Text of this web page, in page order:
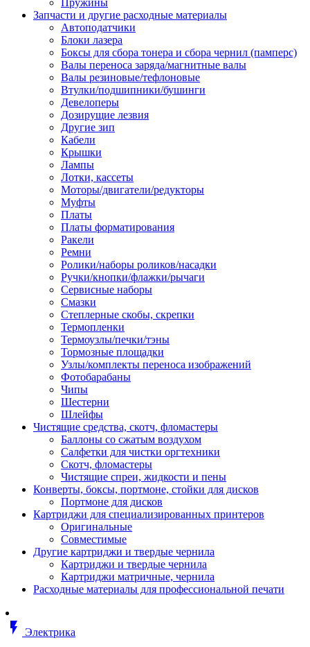
медных проводников
din 46236
Наконечник-гильза для медных
проводников
Пружина постоянного давления
Сжим ответвительный,
Ящик для хранения инструмента и
Анкер болтовой
Болт анкерный
Болт с т-образной головкой
Болт с шестигранной головкой
Винт с кольцом
Гайка длинная
Гайка скользящая
Гайка стопорная
Лента монтажная
Основание монтажное для
стяжек и элементов
Растворитель
Саморез
Саморез по дереву
Скоба такелажная, шакл
Стержень резьбовой
Хомут резьбовой u-образной
(стремянка)
Шайба
Шпилька резьбовая
Запчасти и другие расходные материалы
Автоподатчики
Блоки лазера
Боксы для сбора тонера и сбора чернил (памперс)
Валы переноса заряда/магнитные валы
Валы резиновые/тефлоновые
Втулки/подшипники/бушинги
Девелоперы
Дозирущие лезвия
Другие зип
Кабели
Крышки
Лампы
Лотки, кассеты
Моторы/двигатели/редукторы
Муфты
Платы
Платы форматирования
Ракели
Ремни
Ролики/наборы роликов/насадки
Ручки/кнопки/флажки/рычаги
Сервисные наборы
Смазки
Степлерные скобы, скрепки
Термопленки
Термоузлы/печки/тэны
Тормозные площадки
Узлы/комплекты переноса изображений
Фотобарабаны
Чипы
Шестерни
Шлейфы
Чистящие средства, скотч, фломастеры
Баллоны со сжатым воздухом
Салфетки для чистки оргтехники
Скотч, фломастеры
Чистящие спреи, жидкости и пены
Конверты, боксы, портмоне, стойки для дисков
Портмоне для дисков
Картриджи для специализированных принтеров
Оригинальные
Совместимые
Другие картриджи и твердые чернила
Картриджи и твердые чернила
Картриджи матричные, чернила
Расходные материалы для профессиональной печати
flash_on
Электрика